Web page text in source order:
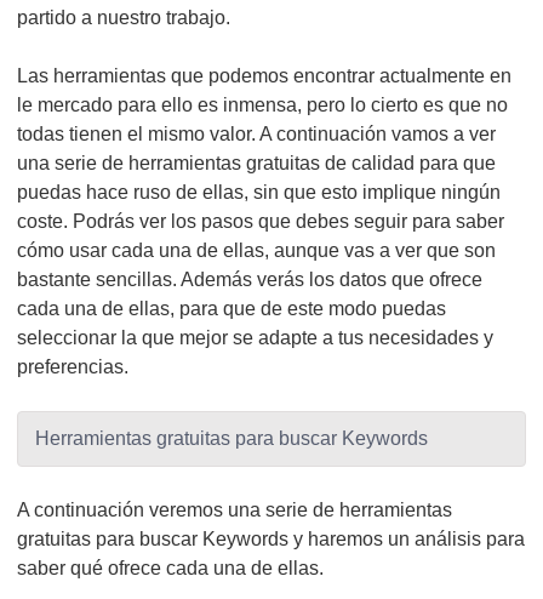
partido a nuestro trabajo.
Las herramientas que podemos encontrar actualmente en
le mercado para ello es inmensa, pero lo cierto es que no
todas tienen el mismo valor. A continuación vamos a ver
una serie de herramientas gratuitas de calidad para que
puedas hace ruso de ellas, sin que esto implique ningún
coste. Podrás ver los pasos que debes seguir para saber
cómo usar cada una de ellas, aunque vas a ver que son
bastante sencillas. Además verás los datos que ofrece
cada una de ellas, para que de este modo puedas
seleccionar la que mejor se adapte a tus necesidades y
preferencias.
Herramientas gratuitas para buscar Keywords
A continuación veremos una serie de herramientas
gratuitas para buscar Keywords y haremos un análisis para
saber qué ofrece cada una de ellas.